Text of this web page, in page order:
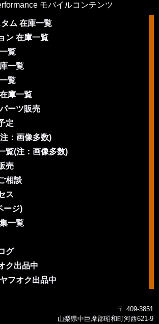
モバイルコンテンツ
ム 在庫一覧
ン 在庫一覧
覧
一覧
覧
庫一覧
ーツ販売
定
：画像多数)
覧(注：画像多数)
売
相談
ス
ージ)
一覧
グ
ク出品中
フオク出品中
〒 409-3851
山梨県中巨摩郡昭和町河西621-9